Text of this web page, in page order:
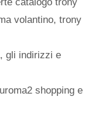
catalogo trony
volantino, trony
gli indirizzi e
shopping e